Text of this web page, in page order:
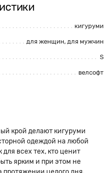
кигуруми
для женщин, для мужчин
S
велсофт
крой делают кигуруми
одеждой на любой
всех тех, кто ценит
ярким и при этом не